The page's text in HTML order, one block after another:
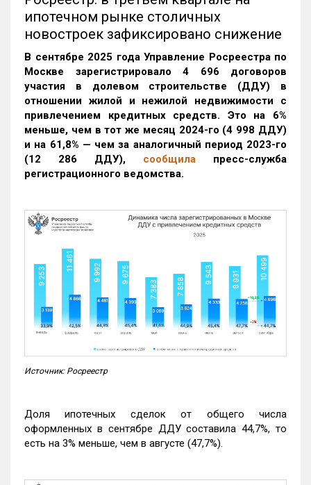
ипотечном рынке столичных
новостроек зафиксировано снижение
В сентябре 2025 года Управление Росреестра по
Москве зарегистрировало 4 696 договоров
участия в долевом строительстве (ДДУ) в
отношении жилой и нежилой недвижимости с
привлечением кредитных средств. Это на 6%
меньше, чем в тот же месяц 2024-го (4 998 ДДУ)
и на 61,8% — чем за аналогичный период 2023-го
(12 286 ДДУ), сообщила пресс-служба
регистрационного ведомства.
Источник: Росреестр
Доля ипотечных сделок от общего числа
оформленных в сентябре ДДУ составила 44,7%, то
есть на 3% меньше, чем в августе (47,7%).